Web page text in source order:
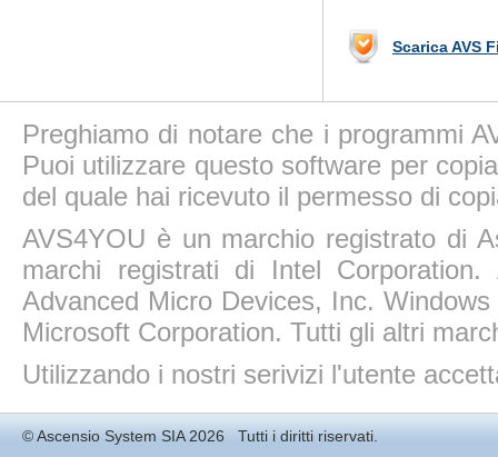
Scarica AVS
Preghiamo di notare che i programmi
Puoi utilizzare questo software per
del quale hai ricevuto il permesso di
AVS4YOU è un marchio registrato di
marchi registrati di Intel
Advanced Micro Devices, Inc.
Microsoft Corporation. Tutti gli altri
Utilizzando i nostri serivizi l'utente
©Ascensio System SIA2026 Tutti i diritti riservati.